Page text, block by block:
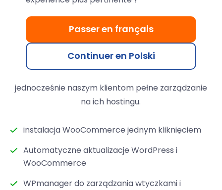
WooCommerce
Aby sprostać wymaganiom sklepów
WooCommerce, zintegrowaliśmyWPmanager do
uproszczonego i automatycznego zarządzania
jednocześnie naszym klientom pełne zarządzanie
na ich hostingu.
instalacja WooCommerce jednym kliknięciem
Automatyczne aktualizacje WordPress i
WooCommerce
WPmanager do zarządzania wtyczkami i
Passer en français
Continuer en Polski